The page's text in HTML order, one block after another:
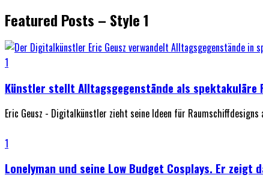
Featured Posts – Style 1
1
Künstler stellt Alltagsgegenstände als spektakuläre
Eric Geusz - Digitalkünstler zieht seine Ideen für
1
Lonelyman und seine Low Budget Cosplays. Er